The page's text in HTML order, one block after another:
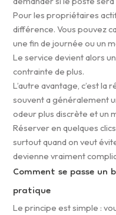
Pour les propriétaires
différence. Vous pouvez
une fin de journée ou un
Le service devient alors
contrainte de plus.
L’autre avantage, c’est la
souvent a généralement
odeur plus discrète et un
Réserver en quelques
surtout quand on veut
devienne vraiment
Comment se passe
pratique
Le principe est simple :